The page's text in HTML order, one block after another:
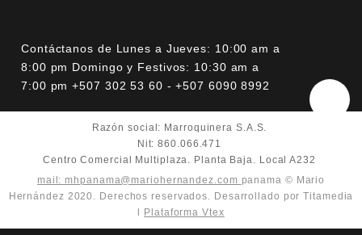
Contáctanos de Lunes a Jueves: 10:00 am a
8:00 pm Domingo y Festivos: 10:30 am a
7:00 pm +507 302 53 60 - +507 6090 8992
Razón social: Marroquinera S.A.S.
Nit: 860.066.471
Centro Comercial Multiplaza. Planta Baja. Local A232
mail: mhpanama@mariohernandez.com panama © Mario
Hernández 2020. Derechos reservados. Desarrollado por Titamedia
Plataforma Vtex